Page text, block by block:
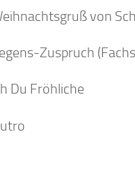
von
Zuspruch
Du Fröhliche